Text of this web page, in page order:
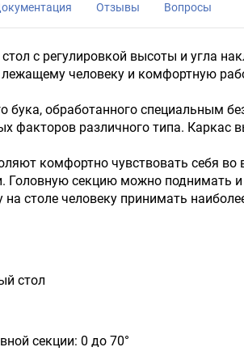
Отзывы Вопросы
с регулировкой высоты и угла
человеку и комфортную
бука, обработанного специальным
факторов различного типа. Каркас
комфортно чувствовать себя
Головную секцию можно поднимать и
столе человеку принимать
стол
секции: 0 до 70°